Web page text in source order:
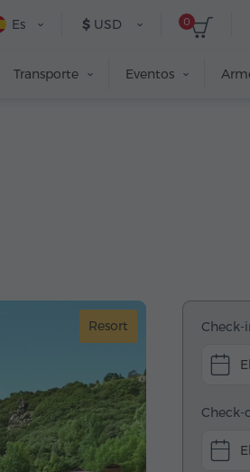
0
$ USD
Es
Transporte Eventos
Resort Check-
Check-